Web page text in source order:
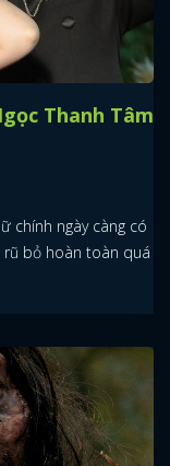
Thanh Tâm
chính ngày càng có
rũ bỏ hoàn toàn quá